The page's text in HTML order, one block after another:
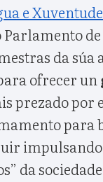
e Xuventude
da súa
ofrecer un
prezado por
para
da